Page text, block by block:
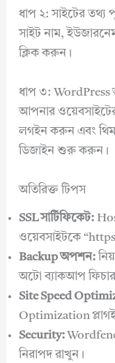
ধাপ ২: সাইটের
সাইট নাম,
ক্লিক করুন।
ধাপ ৩: WordPress
আপনার
লগইন করুন এবং
ডিজাইন শুরু করুন।
অতিরিক্ত টিপস
SSL সার্টিফিকেট:
ওয়েবসাইটকে
Backup অপশন:
অটো ব্যাকআপ
Site Speed
Optimization
Security:
নিরাপদ রাখুন।